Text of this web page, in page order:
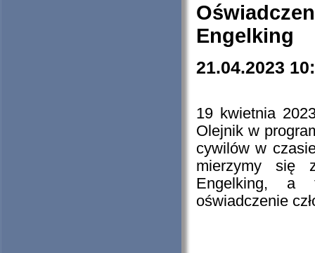
Engelking
21.04.2023
19 kwietnia
Olejnik w
cywilów w
mierzymy się
Engelking, a
oświadczenie